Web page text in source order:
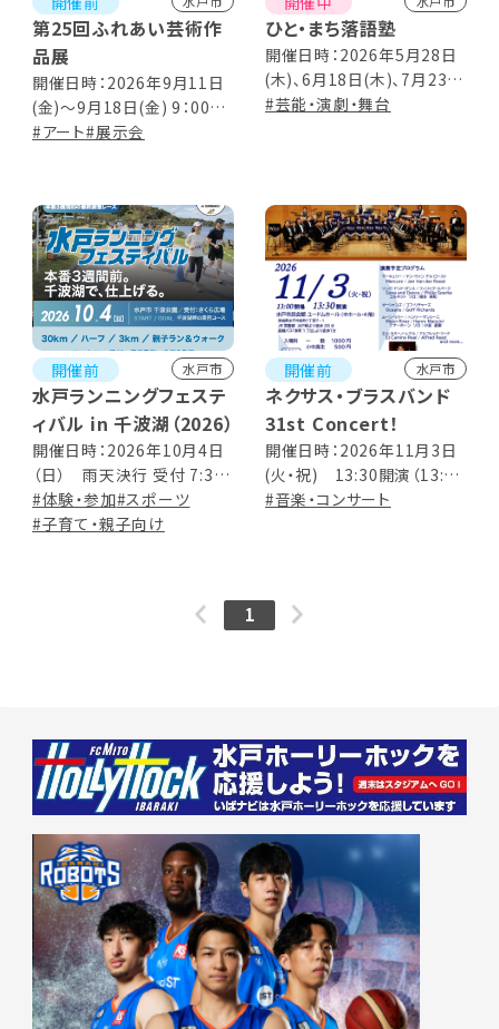
第25回ふれあい芸術作
品展
開催日時：2026年9月11日
(金)～9月18日(金) 9：00～
17：00（※18日は12：00ま
#アート#展示会
ひと・まち落語塾
開催日時：2026年5月28日
(木)、6月18日(木)、7月23日
(木)、9月17日(木) 13:30～
#芸能・演劇・舞台
開催前 水戸市
水戸ランニングフェステ
ィバル in 千波湖（2026）
開催日時：2026年10月4日
（日） 雨天決行 受付 7:30
／3kmファンラン・3km親子
ラン＆ウォーク スタート
#体験・参加#スポーツ
#子育て・親子向け
開催前 水戸市
ネクサス・ブラスバンド
31st Concert！
開催日時：2026年11月3日
(火・祝) 13:30開演（13:00
開場）
#音楽・コンサート
1